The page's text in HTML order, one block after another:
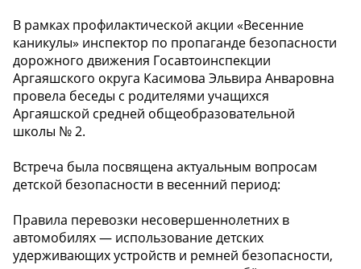
В рамках профилактической акции «Весенние
каникулы» инспектор по пропаганде безопасности
дорожного движения Госавтоинспекции
Аргаяшского округа Касимова Эльвира Анваровна
провела беседы с родителями учащихся
Аргаяшской средней общеобразовательной
школы № 2.
Встреча была посвящена актуальным вопросам
детской безопасности в весенний период:
Правила перевозки несовершеннолетних в
автомобилях — использование детских
удерживающих устройств и ремней безопасности,